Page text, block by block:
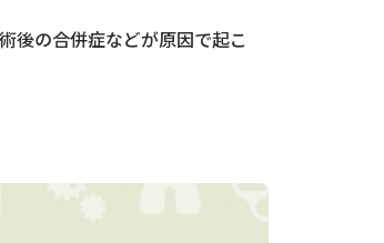
後の合併症などが原因で起こ